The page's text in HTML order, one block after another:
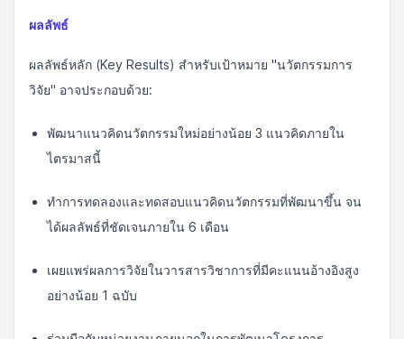
ผลลัพธ์
ผลลัพธ์หลัก (Key Results) สำหรับเป้าหมาย "นวัตกรรมการ
วิจัย" อาจประกอบด้วย:
พัฒนาแนวคิดนวัตกรรมใหม่อย่างน้อย 3 แนวคิดภายใน
ไตรมาสนี้
ทำการทดลองและทดสอบแนวคิดนวัตกรรมที่พัฒนาขึ้น จน
ได้ผลลัพธ์ที่ชัดเจนภายใน 6 เดือน
เผยแพร่ผลการวิจัยในวารสารวิชาการที่มีคะแนนอ้างอิงสูง
อย่างน้อย 1 ฉบับ